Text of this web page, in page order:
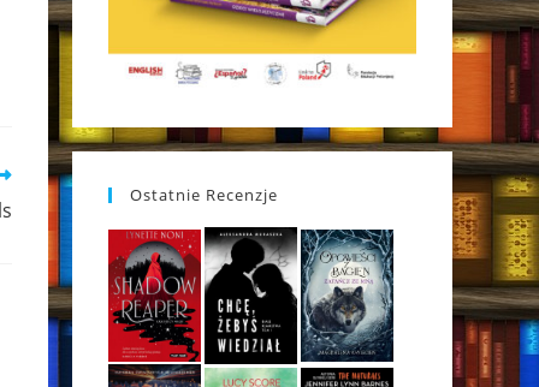
Ostatnie Recenzje